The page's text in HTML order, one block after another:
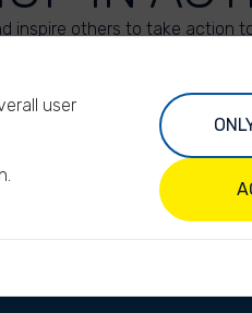
inspire others to take action
user